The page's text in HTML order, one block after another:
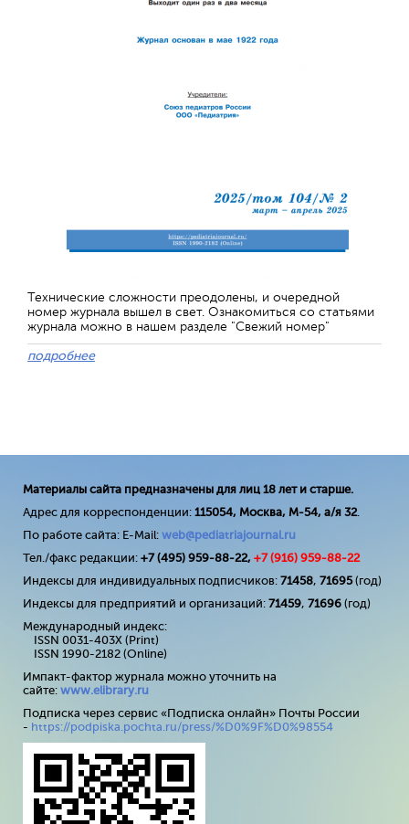
Технические сложности преодолены, и очередной
номер журнала вышел в свет. Ознакомиться со статьями
журнала можно в нашем разделе "Свежий номер"
подробнее
Материалы сайта предназначены для лиц 18 лет и старше.
Адрес для корреспонденции: 115054, Москва, М-54, а/я 32.
По работе сайта: E-Mail: web@pediatriajournal.ru
Тел./факс редакции: +7 (495) 959-88-22, +7 (916) 959-88-22
Индексы для индивидуальных подписчиков: 71458, 71695(год)
Индексы для предприятий и организаций: 71459, 71696 (год)
Международный индекс:
ISSN 0031-403X (Print)
ISSN 1990-2182 (Online)
Импакт-фактор журнала можно уточнить на
сайте: www.elibrary.ru
Подписка через сервис «Подписка онлайн» Почты России
- https://podpiska.pochta.ru/press/%D0%9F%D0%98554